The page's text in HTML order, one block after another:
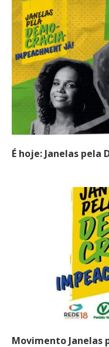
É hoje: Janelas pela
Movimento Janelas